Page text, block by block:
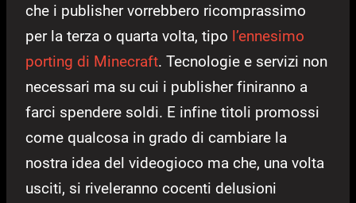
che i publisher vorrebbero ricomprassimo
per la terza o quarta volta, tipo l’ennesimo
porting di Minecraft. Tecnologie e servizi non
necessari ma su cui i publisher finiranno a
farci spendere soldi. E infine titoli promossi
come qualcosa in grado di cambiare la
nostra idea del videogioco ma che, una volta
usciti, si riveleranno cocenti delusioni